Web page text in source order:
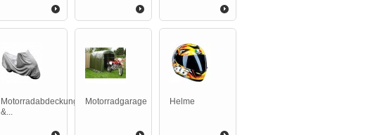
Motorradabdeckungen
&...
Motorradgarage Helme